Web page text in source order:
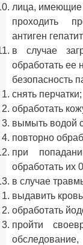
лица, имеющие
проходить
антиген
в случае
обработать ее
безопасность
снять перчатки;
обработать
вымыть водой
повторно
при
обработать их
в случае
выдавить
обработать
пройти